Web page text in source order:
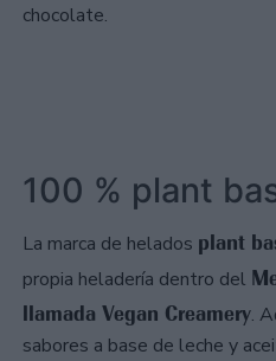
chocolate.
100 % plant
La marca de helados plant
propia heladería dentro del
llamada Vegan Creamery.
sabores a base de leche y